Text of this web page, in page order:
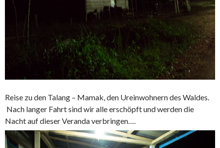
Reise zu den Talang – Mamak, den Ureinwohnern des Waldes.
Nach langer Fahrt sind wir alle erschöpft und werden die
Nacht auf dieser Veranda verbringen….